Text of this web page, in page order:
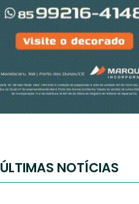
ÚLTIMAS NOTÍCIAS